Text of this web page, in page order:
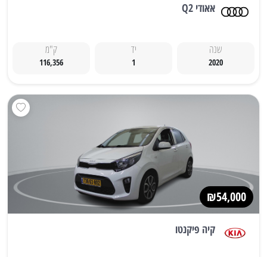
אאודי Q2
שנה
2020
יד
1
ק"מ
116,356
₪54,000
קיה פיקנטו